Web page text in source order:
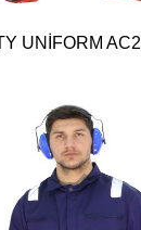
UNİFORM AC2